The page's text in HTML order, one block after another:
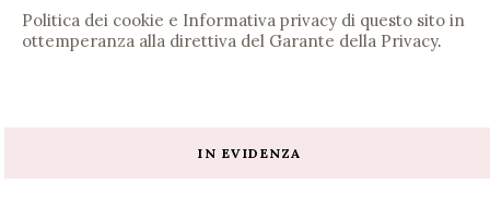
Politica dei cookie e Informativa privacy di questo sito in
ottemperanza alla direttiva del Garante della Privacy.
IN EVIDENZA